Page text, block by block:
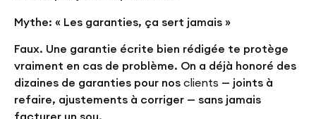
Mythe: « Les garanties, ça sert jamais »
Faux. Une garantie écrite bien rédigée te protège
vraiment en cas de problème. On a déjà honoré des
dizaines de garanties pour nos clients — joints à
refaire, ajustements à corriger — sans jamais